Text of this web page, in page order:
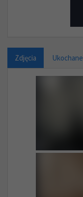
Zdjęcia Ukochane